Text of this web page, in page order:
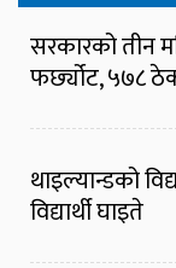
सरकारको तीन
फर्छ्योट, ५७८
थाइल्यान्डको
विद्यार्थी घाइते